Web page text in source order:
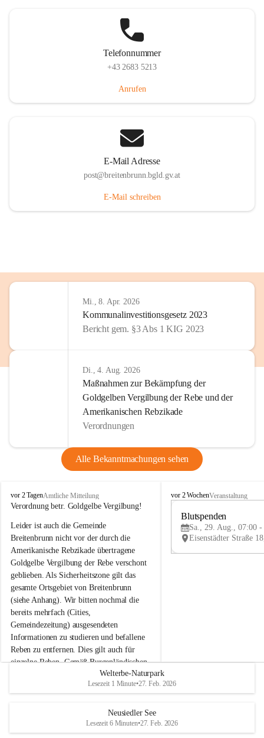
Telefonnummer
+43 2683 5213
Anrufen
E-Mail Adresse
post@breitenbrunn.bgld.gv.at
E-Mail schreiben
Mi., 8. Apr. 2026
Kommunalinvestitionsgesetz 2023
Bericht gem. §3 Abs 1 KIG 2023
Di., 4. Aug. 2026
Maßnahmen zur Bekämpfung der
Goldgelben Vergilbung der Rebe und der
Amerikanischen Rebzikade
Verordnungen
Alle Bekanntmachungen sehen
B
r
i
t
e
n
b
r
u
n
n
a
m
N
e
u
e
vor 2 TagenAmtliche Mitteilung
Verordnung betr. Goldgelbe Vergilbung!
Leider ist auch die Gemeinde
Breitenbrunn nicht vor der durch die
Amerikanische Rebzikade übertragene
Goldgelbe Vergilbung der Rebe verschont
geblieben. Als Sicherheitszone gilt das
gesamte Ortsgebiet von Breitenbrunn
(siehe Anhang). Wir bitten nochmal die
bereits mehrfach (Cities,
Gemeindezeitung) ausgesendeten
Informationen zu studieren und befallene
Reben zu entfernen. Dies gilt auch für
einzelne Reben. Gemäß Burgenländischen
Weinbaugesetz sind nicht gepflegte oder
unzulässige Weingärten zu roden! Bitte
vor den prognostizierten Ernteausfällen
und den daraus folgenden wirtschaftlichen
B
e
u
i
l
e
vor 2 WochenVeranstaltung
Blutspenden
Sa., 29. Aug., 07:00 -
Welterbe-Naturpark
Lesezeit 1 Minute•27. Feb. 2026
Neusiedler See
Lesezeit 6 Minuten•27. Feb. 2026